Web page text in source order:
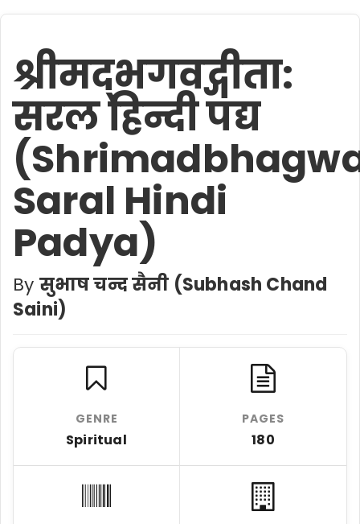
श्रीमद्भगवद्गीता:
सरल हिन्दी पद्य
Saral Hindi
Padya)
By सुभाष चन्द सैनी (Subhash Chand
Saini)
GENRE
Spiritual
PAGES
180